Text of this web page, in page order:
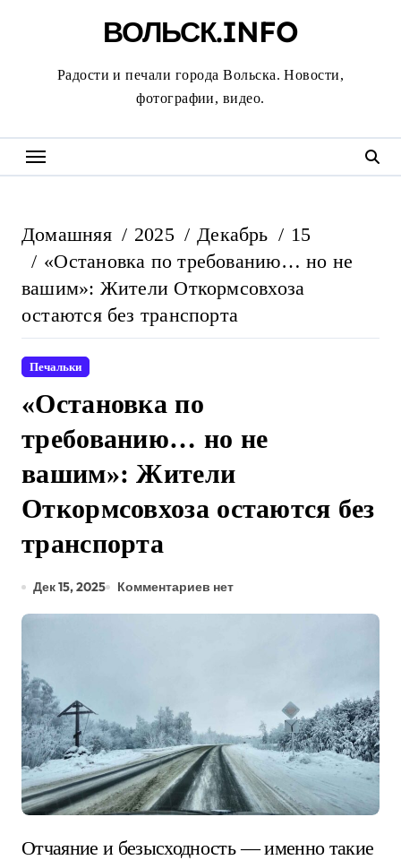
ВОЛЬСК.INFO
Радости и печали города Вольска. Новости,
фотографии, видео.
Домашняя 2025 Декабрь
15
«Остановка по требованию… но не
вашим»: Жители Откормсовхоза
остаются без транспорта
Печальки
«Остановка по
требованию… но не
вашим»: Жители
Откормсовхоза остаются без
транспорта
Дек 15, 2025 Комментариев нет
Отчаяние и безысходность — именно такие